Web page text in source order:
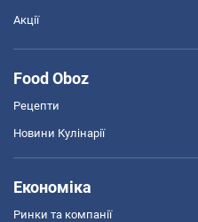
Акції
Food Oboz
Рецепти
Новини Кулінарії
Економіка
Ринки та компанії